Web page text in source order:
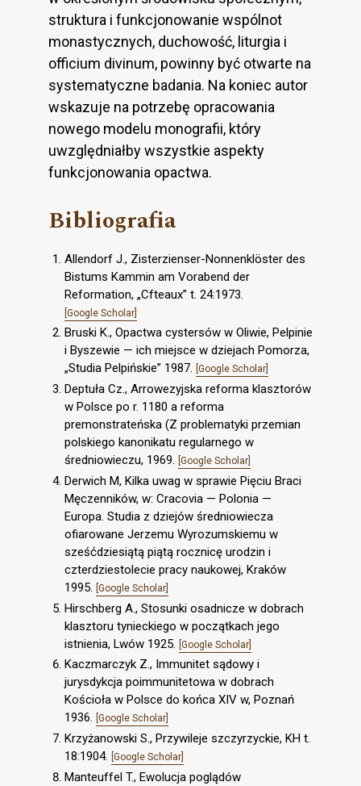
struktura i funkcjonowanie wspólnot
monastycznych, duchowość, liturgia i
officium divinum, powinny być otwarte na
systematyczne badania. Na koniec autor
wskazuje na potrzebę opracowania
nowego modelu monografii, który
uwzględniałby wszystkie aspekty
funkcjonowania opactwa.
Bibliografia
Allendorf J., Zisterzienser-Nonnenklöster des
Bistums Kammin am Vorabend der
Reformation, „Cfteaux” t. 24:1973.
[Google Scholar]
Bruski K., Opactwa cystersów w Oliwie, Pelpinie
i Byszewie — ich miejsce w dziejach Pomorza,
„Studia Pelpińskie” 1987. [Google Scholar]
Deptuła Cz., Arrowezyjska reforma klasztorów
w Polsce po r. 1180 a reforma
premonstrateńska (Z problematyki przemian
polskiego kanonikatu regularnego w
średniowieczu, 1969. [Google Scholar]
Derwich M, Kilka uwag w sprawie Pięciu Braci
Męczenników, w: Cracovia — Polonia —
Europa. Studia z dziejów średniowiecza
ofiarowane Jerzemu Wyrozumskiemu w
sześćdziesiątą piątą rocznicę urodzin i
czterdziestolecie pracy naukowej, Kraków
1995. [Google Scholar]
Hirschberg A., Stosunki osadnicze w dobrach
klasztoru tynieckiego w początkach jego
istnienia, Lwów 1925.
[Google Scholar]
Kaczmarczyk Z., Immunitet sądowy i
jurysdykcja poimmunitetowa w dobrach
Kościoła w Polsce do końca XIV w, Poznań
1936. [Google Scholar]
Krzyżanowski S., Przywileje szczyrzyckie, KH t.
18:1904. [Google Scholar]
Manteuffel T., Ewolucja poglądów